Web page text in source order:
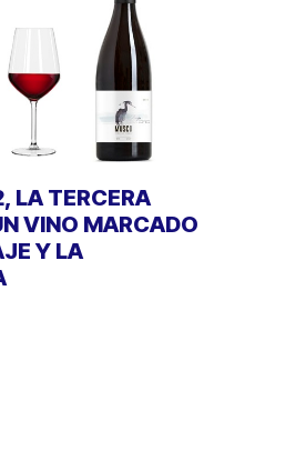
LA TERCERA
VINO MARCADO
Y LA